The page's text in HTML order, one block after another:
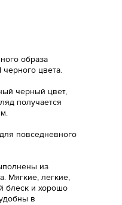
образа
цвета.
черный цвет,
получается
повседневного
из
Мягкие, легкие,
блеск и хорошо
в